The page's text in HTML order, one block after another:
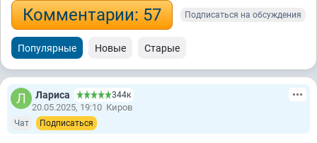
Комментарии: 57 Подписаться на обсуждения
Популярные Новые Старые
Лариса 344к
20.05.2025, 19:10 Киров
Чат Подписаться